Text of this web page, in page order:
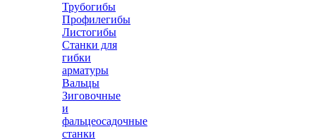
Трубогибы
Профилегибы
Листогибы
Станки для
гибки
арматуры
Вальцы
Зиговочные
и
фальцеосадочные
станки